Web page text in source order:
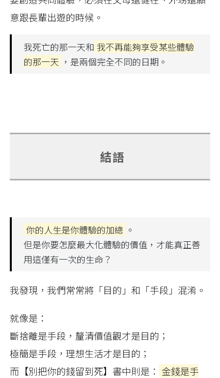
意跟長輩出遊的時候。
我死亡的那一天和 我不再能夠享受某些體驗
的那一天 ，是兩個完全不同的日期。
結語
你的人生是你體驗的加總 。
但是你要怎麼最大化體驗的價值，才能真正善
用這僅有一次的生命？
我發現，我們常常將「目的」和「手段」混淆。
就像是：
斷捨離是手段，釐清價值觀才是目的；
極簡是手段，理想生活才是目的；
而【別把你的錢留到死】書中則是： 金錢是手